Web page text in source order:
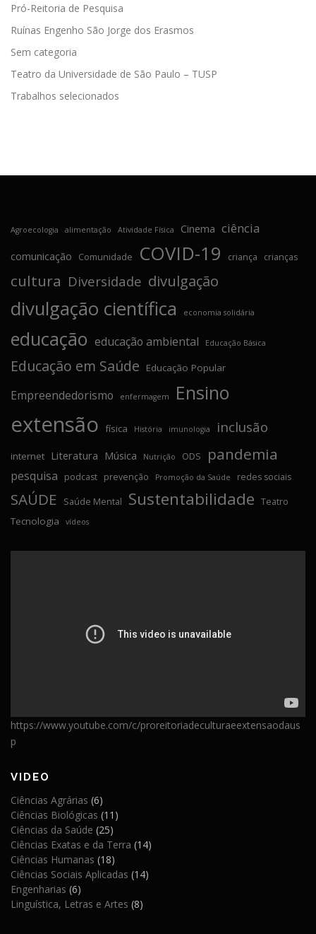
Pró-Reitoria de Pesquisa
Ruínas Engenho São Jorge dos Erasmos
Sem categoria
Teatro da Universidade de São Paulo – TUSP
Trabalhos selecionados
Agroecologia alimentação Atividade Física Cinema ciência
comunicação Comunidade COVID-19 criança crianças
cultura Diversidade divulgação
divulgação científica economia solidária
educação educação ambiental Educação Básica
Educação em Saúde Educação Popular
Empreendedorismo enfermagem Ensino
extensão física História imunologia inclusão
internet Literatura Música Nutrição ODS pandemia
pesquisa podcast prevenção Promoção da Saúde redes sociais
SAÚDE Saúde Mental Sustentabilidade Teatro
Tecnologia vídeos
https://www.youtube.com/c/proreitoriadeculturaeextensaodaus
p
VIDEO
Ciências Agrárias (6)
Ciências Biológicas (11)
Ciências da Saúde (25)
Ciências Exatas e da Terra (14)
Ciências Humanas (18)
Ciências Sociais Aplicadas (14)
Engenharias (6)
Linguística, Letras e Artes (8)